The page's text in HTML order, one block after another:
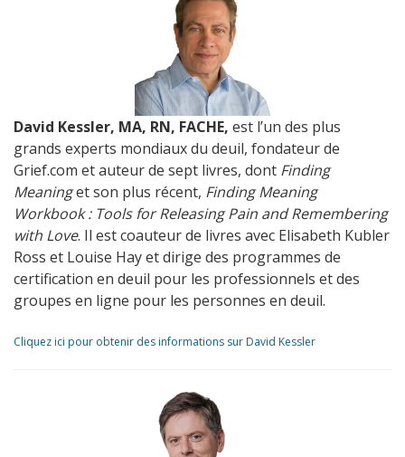
David Kessler, MA, RN, FACHE, est l’un des plus
grands experts mondiaux du deuil, fondateur de
Grief.com et auteur de sept livres, dont Finding
Meaninget son plus récent, Finding Meaning
Workbook : Tools for Releasing Pain and Remembering
with Love. Il est coauteur de livres avec Elisabeth Kubler
Ross et Louise Hay et dirige des programmes de
certification en deuil pour les professionnels et des
groupes en ligne pour les personnes en deuil.
Cliquez ici pour obtenir des informations sur David Kessler